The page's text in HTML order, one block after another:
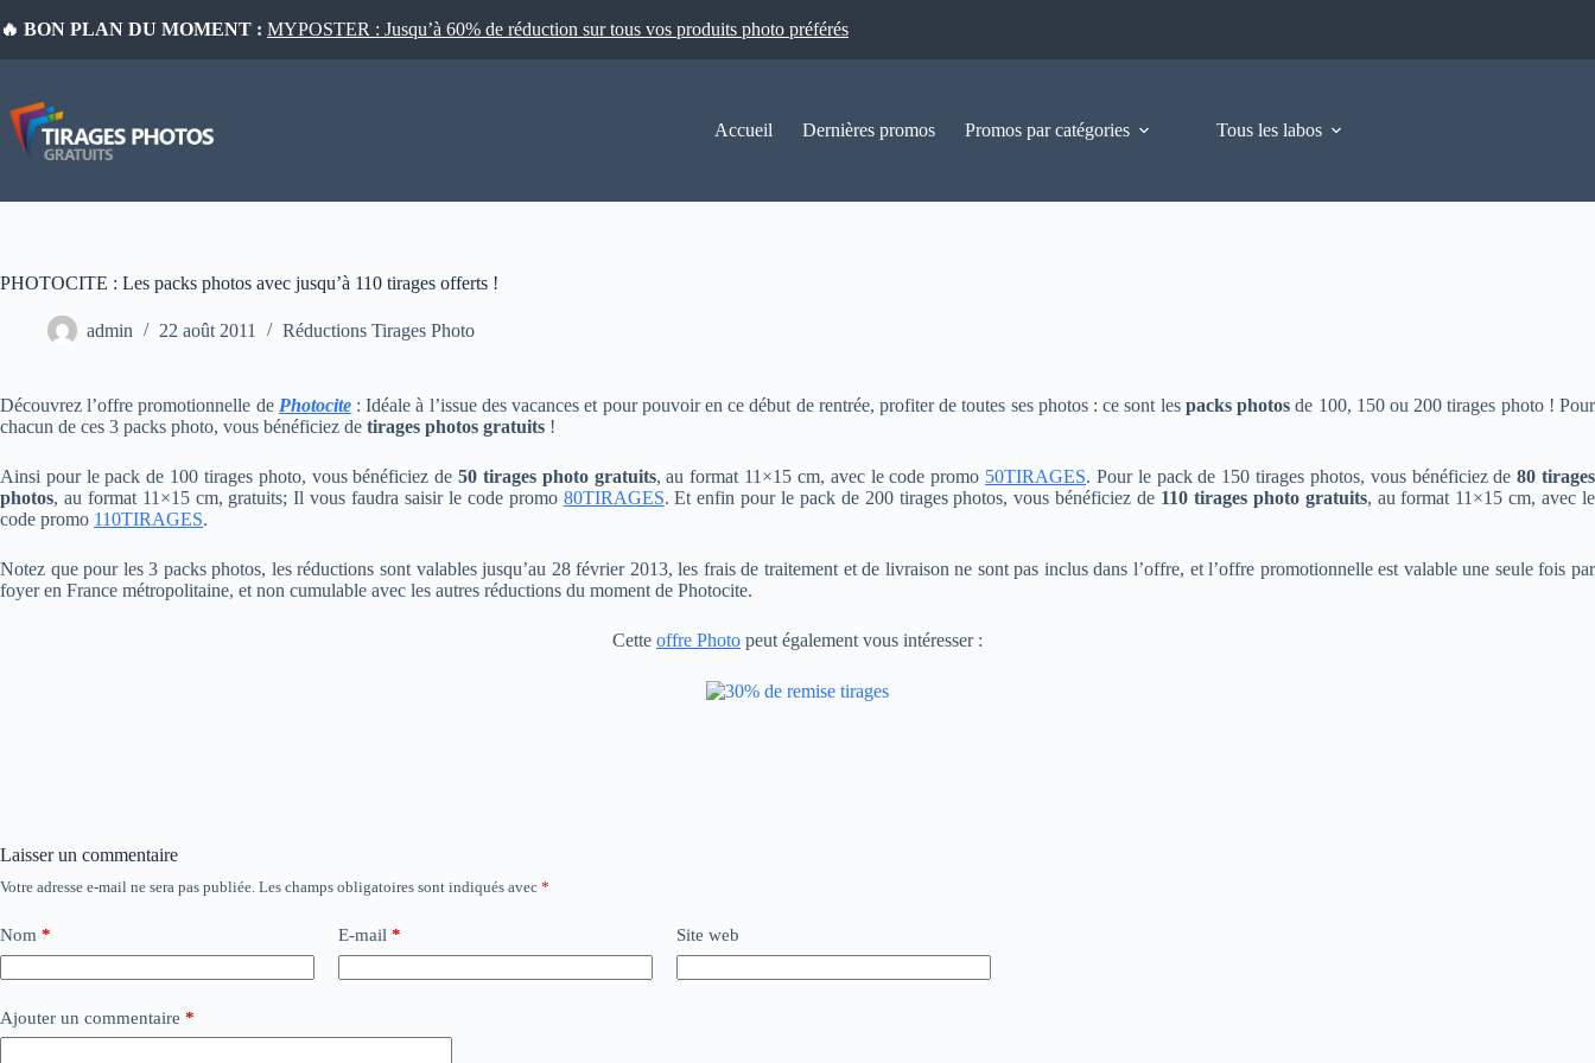
au
🔥 BON PLAN DU MOMENT : MYPOSTER : Jusqu’à 60% de réduction sur tous vos produits photo préférés
Accueil Dernières promos Promos par catégories Tous les labos
PHOTOCITE : Les packs photos avec jusqu’à 110 tirages offerts !
admin 22 août 2011 Réductions Tirages Photo
Découvrez l’offre promotionnelle de Photocite: Idéale à l’issue des vacances et pour pouvoir en ce début de rentrée, profiter de toutes ses photos : ce sont les packs photos de 100, 150 ou 200 tirages photo ! Pour
chacun de ces 3 packs photo, vous bénéficiez de tirages photos gratuits !
Ainsi pour le pack de 100 tirages photo, vous bénéficiez de50 tirages photo gratuits, au format 11×15 cm, avec le code promo 50TIRAGES. Pour le pack de 150 tirages photos, vous bénéficiez de80 tirages
photos, au format 11×15 cm, gratuits; Il vous faudra saisir le code promo 80TIRAGES. Et enfin pour le pack de 200 tirages photos, vous bénéficiez de 110 tirages photo gratuits, au format 11×15 cm, avec le
code promo 110TIRAGES.
Notez que pour les 3 packs photos, les réductions sont valables jusqu’au 28 février 2013, les frais de traitement et de livraison ne sont pas inclus dans l’offre, et l’offre promotionnelle est valable une seule fois par
foyer en France métropolitaine, et non cumulable avec les autres réductions du moment de Photocite.
Cette offre Photo peut également vous intéresser :
Laisser un commentaire
Votre adresse e-mail ne sera pas publiée. Les champs obligatoires sont indiqués avec *
Nom * E-mail * Site web
Ajouter un commentaire *